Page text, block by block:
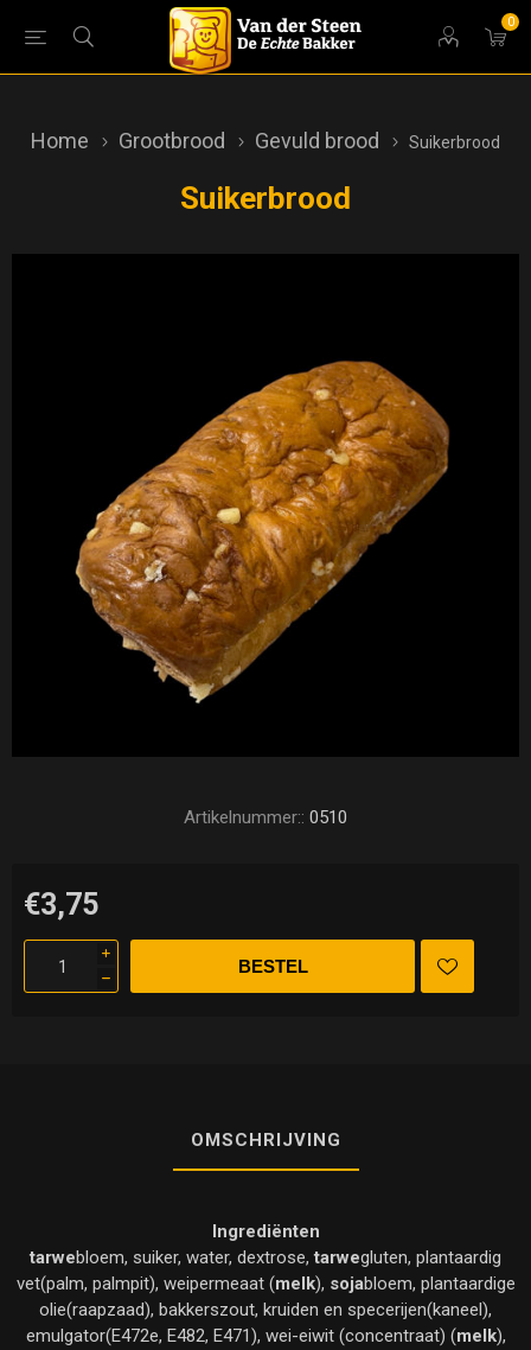
0
Home Grootbrood Gevuld brood Suikerbrood
Suikerbrood
Artikelnummer:: 0510
€3,75
i
h
OMSCHRIJVING
Ingrediënten
tarwebloem, suiker, water, dextrose,tarwegluten, plantaardig
vet(palm, palmpit), weipermeaat (melk), sojabloem, plantaardige
olie(raapzaad), bakkerszout, kruiden en specerijen(kaneel),
emulgator(E472e, E482, E471), wei-eiwit (concentraat) (melk),